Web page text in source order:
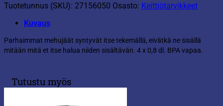
Tuotetunnus (SKU): 27156050 Osasto: Keittiötarvikkeet
Kuvaus
Parhaimmat mehujäät syntyvät itse tekemällä, eivätkä ne sisällä
mitään mitä et itse halua niiden sisältävän. 4 x 0,8 dl. BPA vapaa.
Tutustu myös